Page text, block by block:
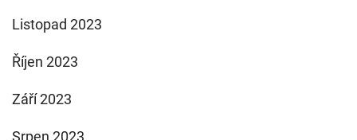
Listopad 2023
Říjen 2023
Září 2023
Srpen 2023